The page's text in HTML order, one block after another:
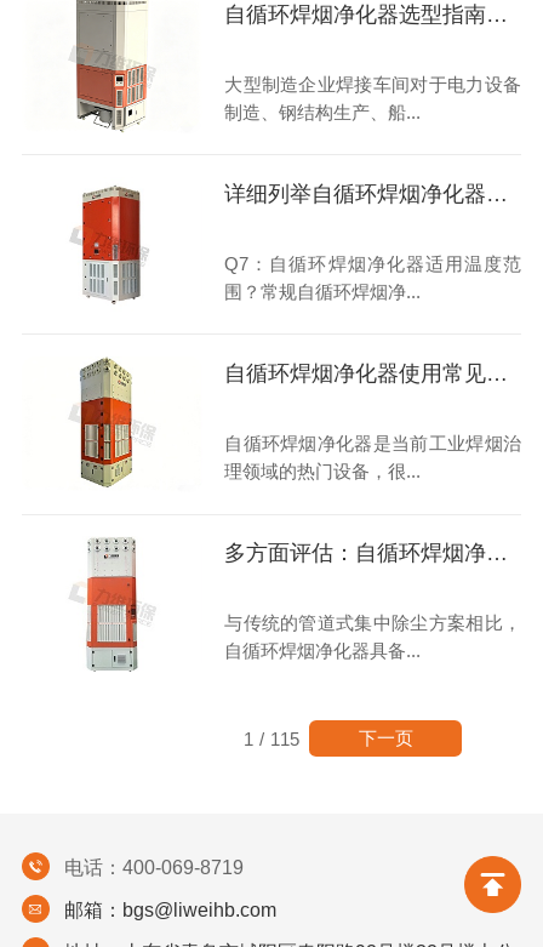
自循环焊烟净化器选型指南：高性价比
大型制造企业焊接车间对于电力设备
制造、钢结构生产、船...
详细列举自循环焊烟净化器使用范围
Q7：自循环焊烟净化器适用温度范
围？常规自循环焊烟净...
自循环焊烟净化器使用常见问题解答
自循环焊烟净化器是当前工业焊烟治
理领域的热门设备，很...
多方面评估：自循环焊烟净化器的优势与挑战
与传统的管道式集中除尘方案相比，
自循环焊烟净化器具备...
1 / 115 下一页
电话：400-069-8719
邮箱：bgs@liweihb.com